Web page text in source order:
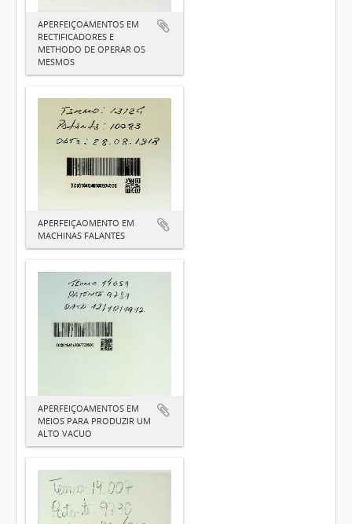
APERFEIÇOAMENTOS EM
RECTIFICADORES E
METHODO DE OPERAR OS
MESMOS
APERFEIÇAOMENTO EM
MACHINAS FALANTES
APERFEIÇOAMENTOS EM
MEIOS PARA PRODUZIR UM
ALTO VACUO